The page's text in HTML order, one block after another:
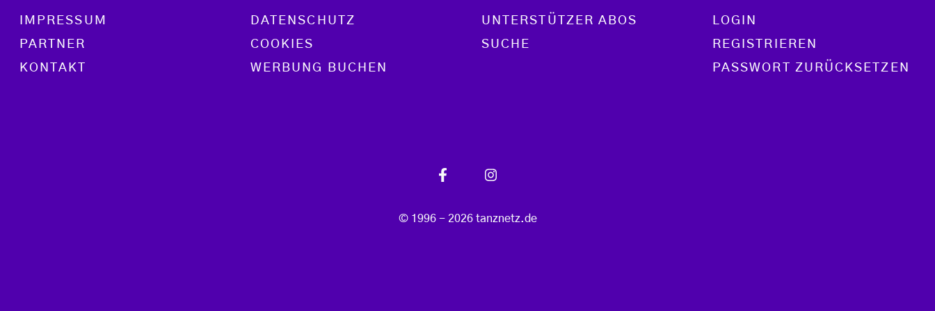
Footer menu
IMPRESSUM
PARTNER
KONTAKT
DATENSCHUTZ
COOKIES
WERBUNG BUCHEN
UNTERSTÜTZER ABOS
SUCHE
LOGIN
REGISTRIEREN
PASSWORT ZURÜCKSETZEN
© 1996 - 2026 tanznetz.de